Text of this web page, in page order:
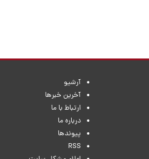
آرشیو
آخرین خبرها
ارتباط با ما
درباره ما
پیوندها
RSS